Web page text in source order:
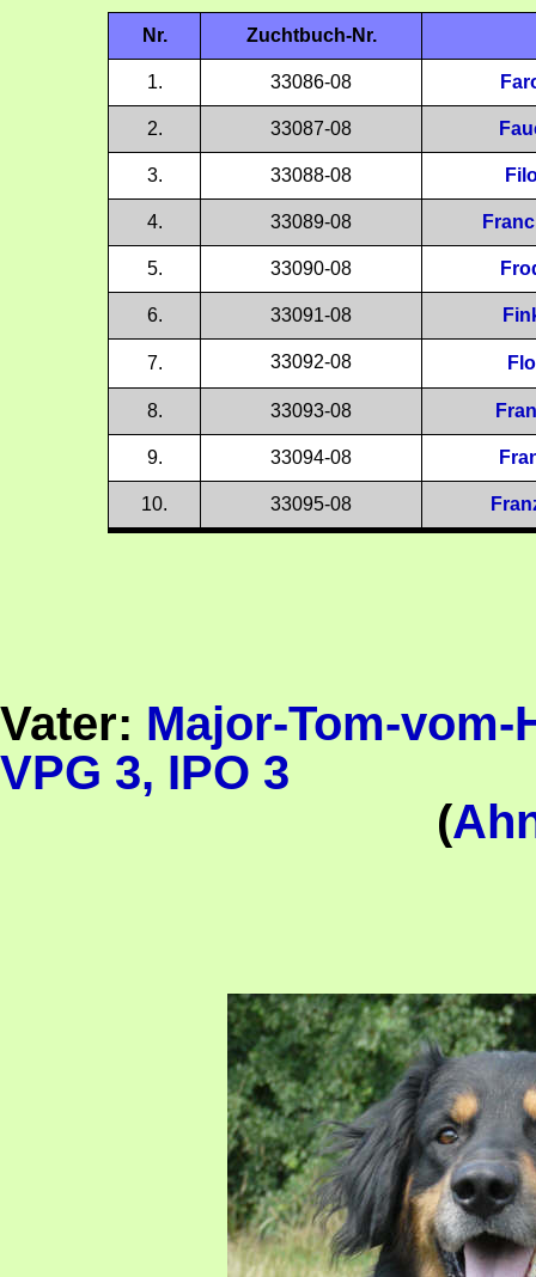
Nr. Zuchtbuch-Nr.
1. 33086-08
2. 33087-08
3. 33088-08
4. 33089-08
5. 33090-08
6. 33091-08
7. 33092-08
8. 33093-08
9. 33094-08
10. 33095-08
Vater: Major-Tom-vom-
VPG 3, IPO 3
(